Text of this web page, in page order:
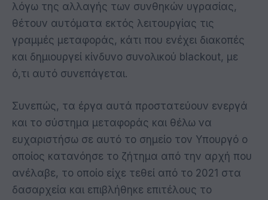
λόγω της αλλαγής των συνθηκών υγρασίας,
θέτουν αυτόματα εκτός λειτουργίας τις
γραμμές μεταφοράς, κάτι που ενέχει διακοπές
και δημιουργεί κίνδυνο συνολικού blackout, με
ό,τι αυτό συνεπάγεται.
Συνεπώς, τα έργα αυτά προστατεύουν ενεργά
και το σύστημα μεταφοράς και θέλω να
ευχαριστήσω σε αυτό το σημείο τον Υπουργό ο
οποίος κατανόησε το ζήτημα από την αρχή που
ανέλαβε, το οποίο είχε τεθεί από το 2021 στα
δασαρχεία και επιβλήθηκε επιτέλους το